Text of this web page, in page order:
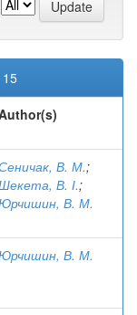
В. М.;
В. І.;
В. М.
В. М.